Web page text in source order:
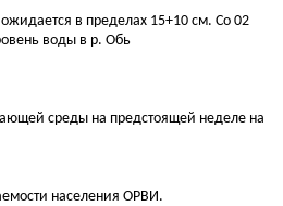
в пределах 15+10 см. Со 02
воды в р. Обь
среды на предстоящей неделе на
населения ОРВИ.